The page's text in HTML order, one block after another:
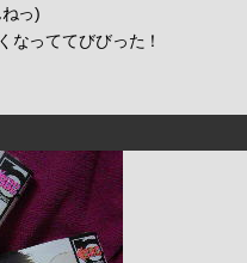
っ)
なっててびびった！